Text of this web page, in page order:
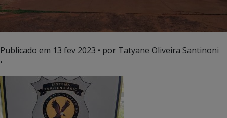
Publicado em 13 fev 2023 • por Tatyane Oliveira Santinoni
•